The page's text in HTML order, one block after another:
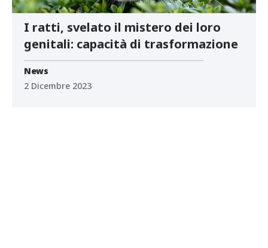
I ratti, svelato il mistero dei loro
genitali: capacità di trasformazione
News
2 Dicembre 2023